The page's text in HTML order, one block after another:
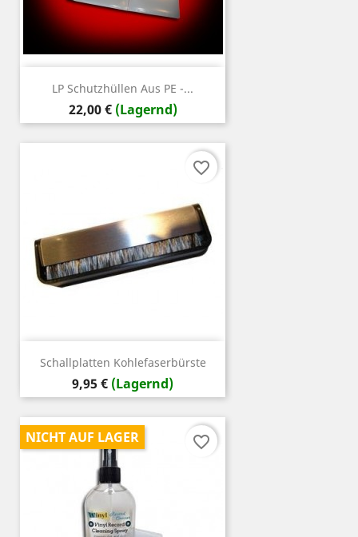
LP Schutzhüllen Aus PE -...
Preis
22,00 € (Lagernd)
Schallplatten Kohlefaserbürste
Preis
9,95 € (Lagernd)
favorite_border
NICHT AUF LAGER favorite_border